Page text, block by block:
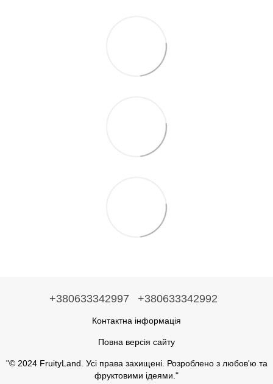
+380633342997 +380633342992
Контактна інформація
Повна версія сайту
"© 2024 FruityLand. Усі права захищені. Розроблено з любов'ю та
фруктовими ідеями."